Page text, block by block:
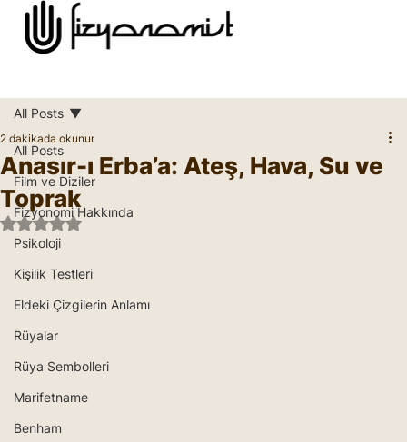
All Posts
Film ve Diziler
Fizyonomi Hakkında
Psikoloji
Kişilik Testleri
Eldeki Çizgilerin Anlamı
Rüyalar
Rüya Sembolleri
Marifetname
Benham
All Posts
Anasır-ı Erba’a: Ateş, Hava, Su ve
Toprak
2 dakikada okunur
5 üzerinden NaN yıldız